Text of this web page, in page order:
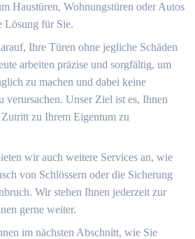
Haustüren, Wohnungstüren oder Autos
Lösung für Sie.​
Ihre Türen ohne jegliche Schäden
arbeiten präzise und sorgfältig, um
zu machen und dabei keine
verursachen.​ Unser Ziel ist es, Ihnen
zu Ihrem Eigentum zu
wir auch weitere Services an, wie
von Schlössern oder die Sicherung
Wir stehen Ihnen jederzeit zur
gerne weiter.​
im nächsten Abschnitt, wie Sie